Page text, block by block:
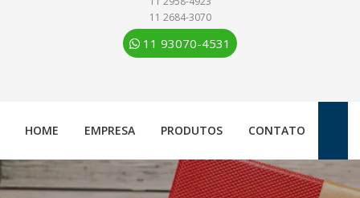
11 2684-3070
11 93070-4531
HOME EMPRESA PRODUTOS CONTATO